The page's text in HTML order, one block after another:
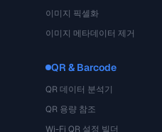
이미지 픽셀화
이미지 메타데이터 제거
QR & Barcode
QR 데이터 분석기
QR 용량 참조
Wi-Fi QR 설정 빌더